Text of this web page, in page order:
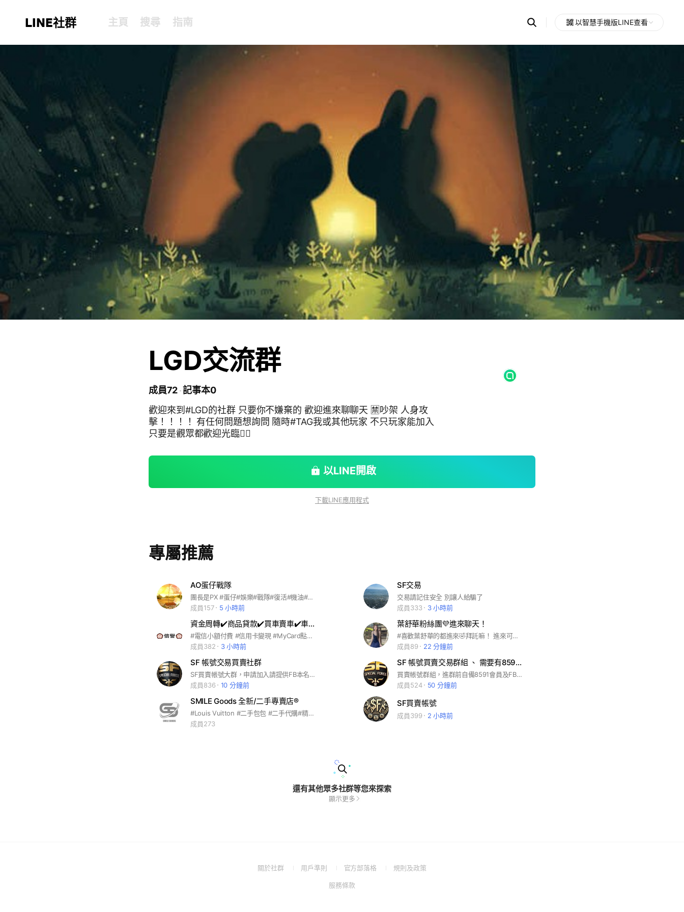
LINE社群 主頁 搜尋 指南 Search
OpenChats
messages
search
以智慧手機版LINE查看
LGD交流群
成員72 記事本0
歡迎來到#LGD的社群 只要你不嫌棄的 歡迎進來聊聊天 🈲吵架 人身攻
擊！！！！ 有任何問題想詢問 隨時#TAG我或其他玩家 不只玩家能加入
只要是觀眾都歡迎光臨👍🏻
以LINE開啟
下載LINE應用程式
專屬推薦
AO蛋仔戰隊
團長是PX #蛋仔#娛樂#戰隊#復活#機油#抽獎
成員157
5 小時前
SF交易
交易請記住安全 別讓人給騙了
成員333
3 小時前
資金周轉✔️商品貸款✔️買車賣車✔️車貸 ✔️ 房貸✔️ 信貸✔️信用卡變現✔️小額借款
#電信小額付費 #信用卡變現 #MyCard點數卡 #MyCard會員轉點 #小額變現
成員382
3 小時前
葉舒華粉絲團💜進來聊天！
#喜歡葉舒華的都進來🤣拜託嘛！ 進來可以當管管🌝也有新人禮物喔🌚 現在非常缺人😭你進來嗎🫵 進來不要不禮貌喔！ 拜託拜託🙏🙏👉👈👉👈進來吧！
成員89
22 分鐘前
SF 帳號交易買賣社群
SF買賣帳號大群，申請加入請提供FB本名與8591會員編號，⚠️交易前多留意
成員836
10 分鐘前
SF 帳號買賣交易群組 、 需要有8591編號才可入群，入群時請看公告說明
買賣帳號群組，進群前自備8591會員及FB本名，加入後詳看群組公告，買賣需付一定責任，如無法接受請勿申請加入。
成員524
50 分鐘前
SMILE Goods 全新/二手專賣店®️
#Louis Vuitton #二手包包 #二手代購#精品代購#巴黎世家#路易威登#古馳#二手美包#二手球鞋 入群請先追蹤：smile._.goods_2.0 二手帳號✅ smile.select_全新帳號✅ 🈺政府合法登記公司 購物有保障🈺 選購請私訊官方LINE：@smile_offical
成員273
SF買賣帳號
成員399 2 小時前
還有其他眾多社群等您來探索
顯示更多
關於社群
(Open用戶準則
(Open
a
官方部落格
(Open規則及政策(Open
服務條款(Open